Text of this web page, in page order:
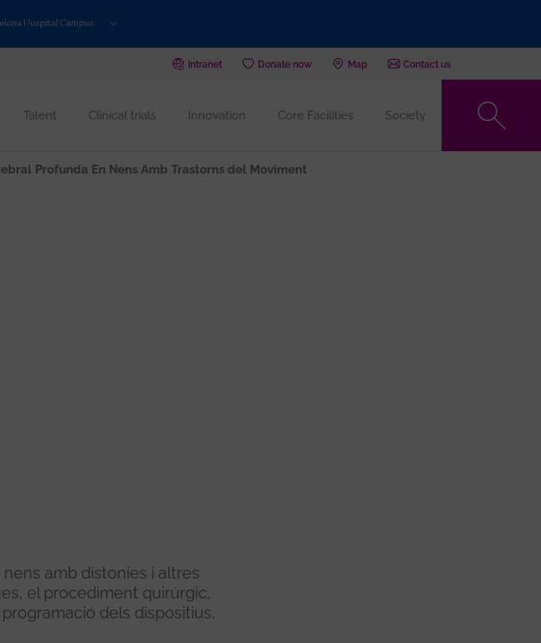
Intranet Donate now Map Contact us
Talent Clinical trials Innovation Core Facilities Society
Profunda En Nens Amb Trastorns del Moviment
nens amb distonies i altres
el procediment quirúrgic,
dels dispositius.